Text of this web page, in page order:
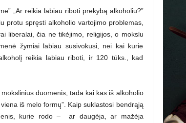
„Ar reikia labiau riboti prekybą alkoholiu?”
protu spręsti alkoholio vartojimo problemas,
liberalai, čia ne tikėjimo, religijos, o mokslu
žymiai labiau susivokusi, nei kai kurie
reikia labiau riboti, ir 120 tūks., kad
duomenis, tada kai kas iš alkoholio
iš melo formų”. Kaip suklastosi bendrąją
kurie rodo – ar daugėja, ar mažėja